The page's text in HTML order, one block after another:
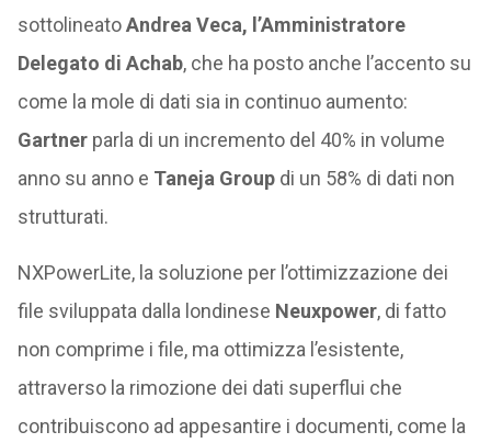
sottolineatoAndrea Veca, l’Amministratore
Delegato di Achab, che ha posto anche l’accento su
come la mole di dati sia in continuo aumento:
Gartnerparla di un incremento del 40% in volume
anno su anno e Taneja Groupdi un 58% di dati non
strutturati.
NXPowerLite, la soluzione per l’ottimizzazione dei
file sviluppata dalla londinese Neuxpower, di fatto
non comprime i file, ma ottimizza l’esistente,
attraverso la rimozione dei dati superflui che
contribuiscono ad appesantire i documenti, come la